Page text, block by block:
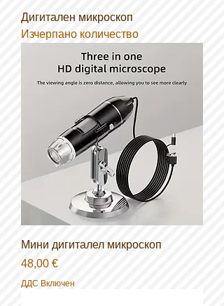
Дигитален микроскоп
Изчерпано количество
Мини дигиталел микроскоп
Цена
48,00 €
ДДС Включен